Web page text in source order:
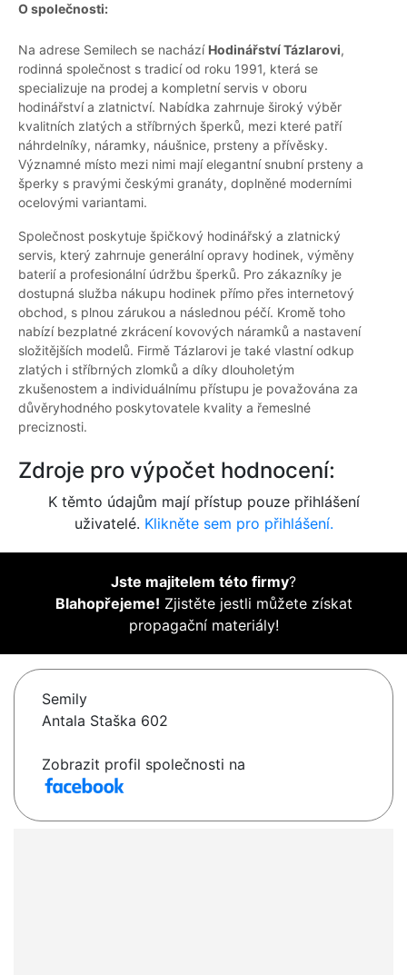
O společnosti:
Na adrese Semilech se nachází Hodinářství Tázlarovi,
rodinná společnost s tradicí od roku 1991, která se
specializuje na prodej a kompletní servis v oboru
hodinářství a zlatnictví. Nabídka zahrnuje široký výběr
kvalitních zlatých a stříbrných šperků, mezi které patří
náhrdelníky, náramky, náušnice, prsteny a přívěsky.
Významné místo mezi nimi mají elegantní snubní prsteny a
šperky s pravými českými granáty, doplněné moderními
ocelovými variantami.
Společnost poskytuje špičkový hodinářský a zlatnický
servis, který zahrnuje generální opravy hodinek, výměny
baterií a profesionální údržbu šperků. Pro zákazníky je
dostupná služba nákupu hodinek přímo přes internetový
obchod, s plnou zárukou a následnou péčí. Kromě toho
nabízí bezplatné zkrácení kovových náramků a nastavení
složitějších modelů. Firmě Tázlarovi je také vlastní odkup
zlatých i stříbrných zlomků a díky dlouholetým
zkušenostem a individuálnímu přístupu je považována za
důvěryhodného poskytovatele kvality a řemeslné
preciznosti.
Zdroje pro výpočet hodnocení:
K těmto údajům mají přístup pouze přihlášení
uživatelé. Klikněte sem pro přihlášení.
Jste majitelem této firmy?
Blahopřejeme! Zjistěte jestli můžete získat
propagační materiály!
Semily
Antala Staška 602
Zobrazit profil společnosti na